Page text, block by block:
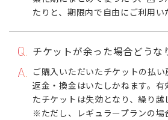
たりと、期限内で自由にご利用い
チケットが余った場合どうな
ご購入いただいたチケットの払
返金・換金はいたしかねます。
たチケットは失効となり、繰り越
※ただし、レギュラープランの場